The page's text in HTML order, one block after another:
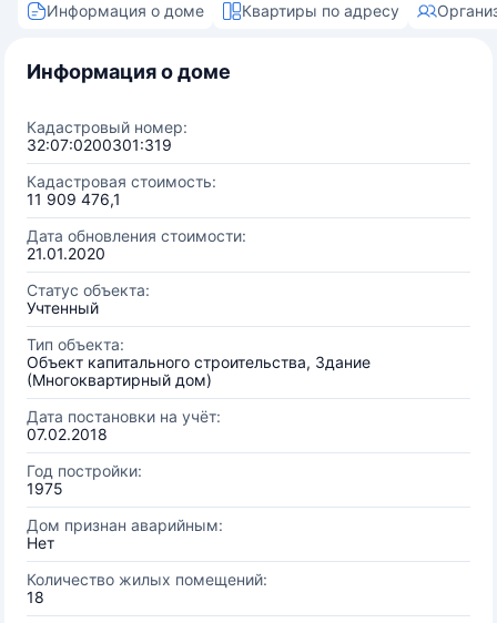
Информация о доме Квартиры по адресу
Информация о доме
Кадастровый номер:
32:07:0200301:319
Кадастровая стоимость:
11 909 476,1
Дата обновления стоимости:
21.01.2020
Статус объекта:
Учтенный
Тип объекта:
Объект капитального строительства, Здание
(Многоквартирный дом)
Дата постановки на учёт:
07.02.2018
Год постройки:
1975
Дом признан аварийным:
Нет
Количество жилых помещений:
18